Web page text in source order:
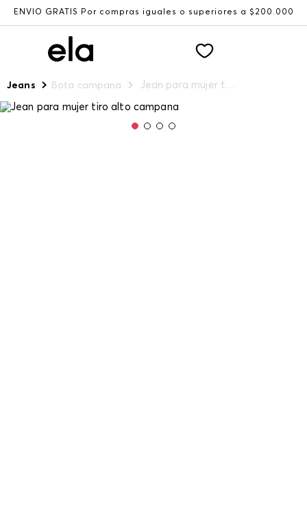
ENVÍO GRATIS Por compras iguales o superiores a $200.000
Jeans Bota campana Jean para mujer tiro alto campana